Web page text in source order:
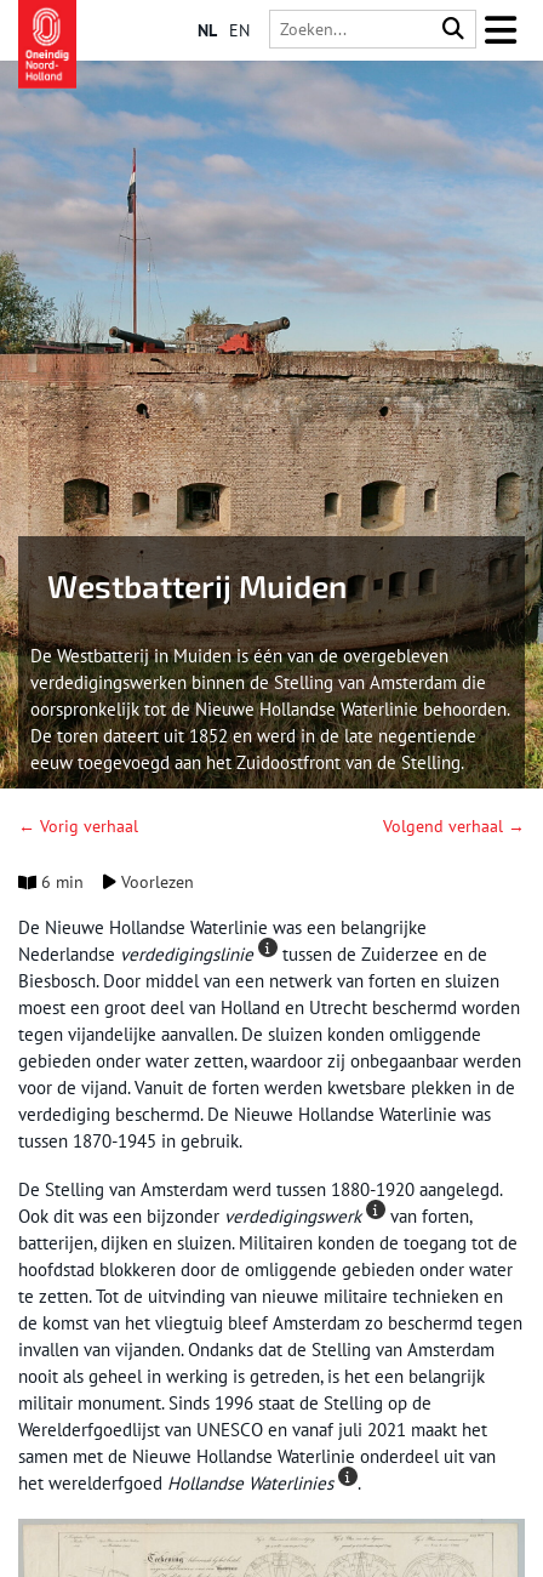
NL EN
Westbatterij Muiden
De Westbatterij in Muiden is één van de overgebleven
verdedigingswerken binnen de Stelling van Amsterdam die
oorspronkelijk tot de Nieuwe Hollandse Waterlinie behoorden.
De toren dateert uit 1852 en werd in de late negentiende
eeuw toegevoegd aan het Zuidoostfront van de Stelling.
← Vorig verhaal Volgend verhaal →
6 min Voorlezen
De Nieuwe Hollandse Waterlinie was een belangrijke
Nederlandse verdedigingslinie
tussen de Zuiderzee en de
Biesbosch. Door middel van een netwerk van forten en sluizen
moest een groot deel van Holland en Utrecht beschermd worden
tegen vijandelijke aanvallen. De sluizen konden omliggende
gebieden onder water zetten, waardoor zij onbegaanbaar werden
voor de vijand. Vanuit de forten werden kwetsbare plekken in de
verdediging beschermd. De Nieuwe Hollandse Waterlinie was
tussen 1870-1945 in gebruik.
De Stelling van Amsterdam werd tussen 1880-1920 aangelegd.
Ook dit was een bijzonder verdedigingswerk
van forten,
batterijen, dijken en sluizen. Militairen konden de toegang tot de
hoofdstad blokkeren door de omliggende gebieden onder water
te zetten. Tot de uitvinding van nieuwe militaire technieken en
de komst van het vliegtuig bleef Amsterdam zo beschermd tegen
invallen van vijanden. Ondanks dat de Stelling van Amsterdam
nooit als geheel in werking is getreden, is het een belangrijk
militair monument. Sinds 1996 staat de Stelling op de
Werelderfgoedlijst van UNESCO en vanaf juli 2021 maakt het
samen met de Nieuwe Hollandse Waterlinie onderdeel uit van
het werelderfgoed Hollandse Waterlinies .